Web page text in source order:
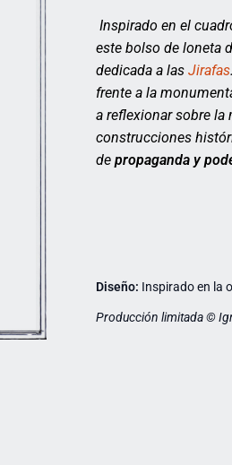
Inspirado en el
este bolso de loneta
dedicada a las Jirafas
frente a la
a reflexionar sobre la
construcciones
de propaganda y
Diseño: Inspirado en la
Producción limitada ©